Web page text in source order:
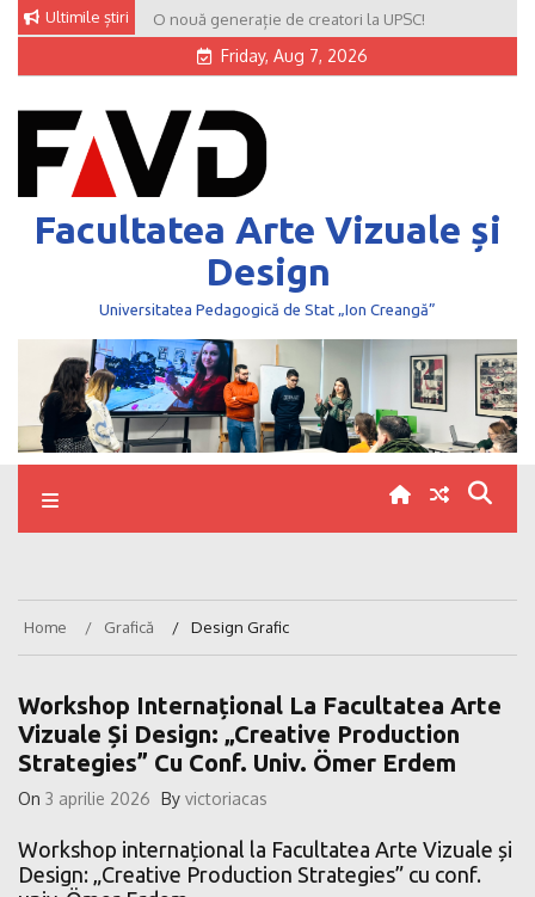
Skip
Ultimile știri O nouă generație de creatori la UPSC!
Friday, Aug 7, 2026
Facultatea Arte Vizuale și
Design
Universitatea Pedagogică de Stat „Ion Creangă”
Home Grafică Design Grafic
Workshop Internațional La Facultatea Arte
Vizuale Și Design: „Creative Production
Strategies” Cu Conf. Univ. Ömer Erdem
On 3 aprilie 2026 By victoriacas
Workshop internațional la Facultatea Arte Vizuale și
Design: „Creative Production Strategies” cu conf.